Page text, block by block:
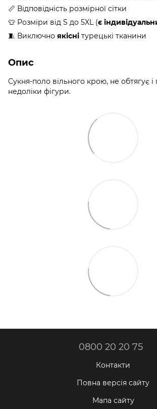
📏 Відповідність розмірної сітки
👕 Розміри від S до 5XL (є
🧵 Виключно якісні турецькі тканини
Опис
Сукня-поло вільного крою, не обтягує і
недоліки фігури.
0800 20 20 75
Контакти
Повна версія сайту
Мапа сайту